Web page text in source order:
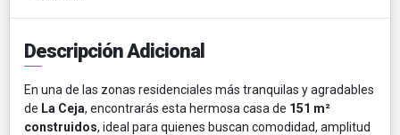
Descripción Adicional
En una de las zonas residenciales más tranquilas y agradables
de La Ceja, encontrarás esta hermosa casa de 151 m²
construidos, ideal para quienes buscan comodidad, amplitud